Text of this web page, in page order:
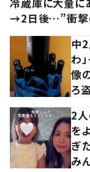
→2日後…”衝撃の
中
わ
像
ろ
2人
を
ぎ
み